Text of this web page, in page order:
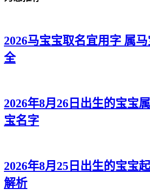
2026马宝宝取名宜用字 属
全
2026年8月26日出生的宝宝
宝名字
2026年8月25日出生的宝宝
解析